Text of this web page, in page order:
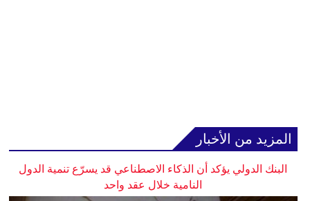
المزيد من الأخبار
البنك الدولي يؤكد أن الذكاء الاصطناعي قد يسرّع تنمية الدول
النامية خلال عقد واحد